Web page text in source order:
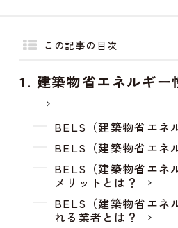
この記事の目次
建築物省エネルギー
BELS（建築物省エネ
BELS（建築物省エネ
BELS（建築物省エネ
メリットとは？
BELS（建築物省エネ
れる業者とは？